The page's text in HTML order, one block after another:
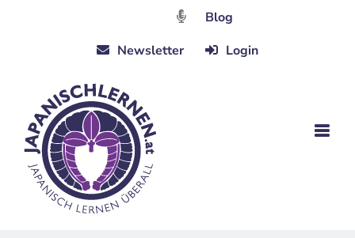
Blog
Newsletter
Login